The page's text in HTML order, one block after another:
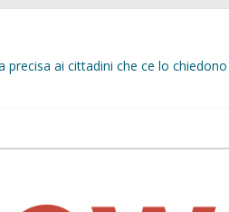
precisa ai cittadini che ce lo
insulti sessisti, parla il video del